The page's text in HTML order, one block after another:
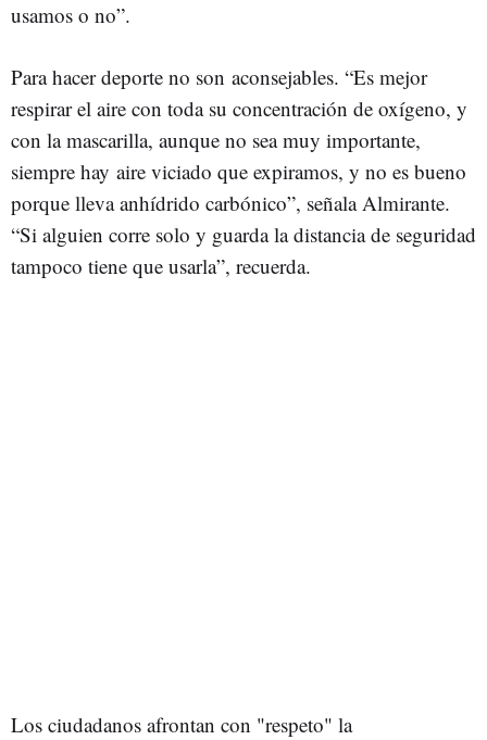
usamos o no”.
Para hacer deporte no son aconsejables. “Es mejor
respirar el aire con toda su concentración de oxígeno, y
con la mascarilla, aunque no sea muy importante,
siempre hay aire viciado que expiramos, y no es bueno
porque lleva anhídrido carbónico”, señala Almirante.
“Si alguien corre solo y guarda la distancia de seguridad
tampoco tiene que usarla”, recuerda.
Los ciudadanos afrontan con "respeto" la